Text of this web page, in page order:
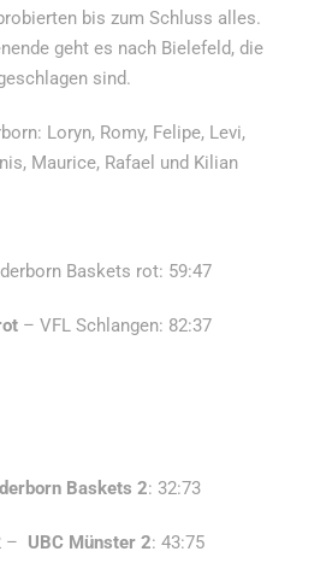
bis zum Schluss alles.
geht es nach Bielefeld, die
sind.
Loryn, Romy, Felipe, Levi,
Maurice, Rafael und Kilian
Baskets rot: 59:47
– VFL Schlangen: 82:37
Baskets 2: 32:73
– UBC Münster 2: 43:75